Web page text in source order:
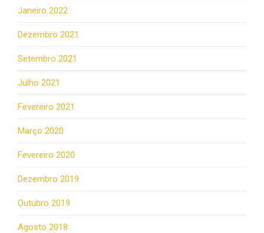
Janeiro 2022
Dezembro 2021
Setembro 2021
Julho 2021
Fevereiro 2021
Março 2020
Fevereiro 2020
Dezembro 2019
Outubro 2019
Agosto 2018